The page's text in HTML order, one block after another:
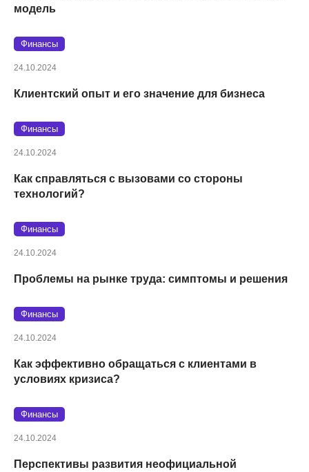
модель
Финансы
24.10.2024
Клиентский опыт и его значение для бизнеса
Финансы
24.10.2024
Как справляться с вызовами со стороны
технологий?
Финансы
24.10.2024
Проблемы на рынке труда: симптомы и решения
Финансы
24.10.2024
Как эффективно обращаться с клиентами в
условиях кризиса?
Финансы
24.10.2024
Перспективы развития неофициальной